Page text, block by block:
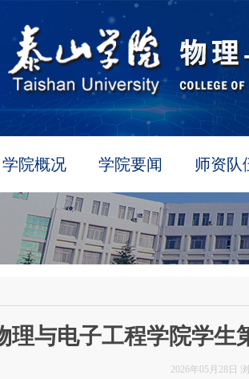
学院概况 学院要闻 师资队
理与电子工程学院学生
2026年05月28日